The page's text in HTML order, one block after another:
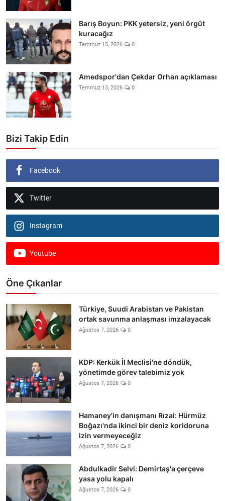
Barış Boyun: PKK yetersiz, yeni örgüt
kuracağız
Temmuz 15, 2026 0
Amedspor'dan Çekdar Orhan açıklaması
Temmuz 13, 2026 0
Bizi Takip Edin
Facebook
Twitter
Instagram
Youtube
Öne Çıkanlar
Türkiye, Suudi Arabistan ve Pakistan
ortak savunma anlaşması imzalayacak
Ağustos 7, 2026 0
KDP: Kerkük İl Meclisi'ne döndük,
yönetimde görev talebimiz yok
Ağustos 7, 2026 0
Hamaney'in danışmanı Rızai: Hürmüz
Boğazı'nda ikinci bir deniz koridoruna
izin vermeyeceğiz
Ağustos 7, 2026 0
Abdulkadir Selvi: Demirtaş'a çerçeve
yasa yolu kapalı
Ağustos 7, 2026 0